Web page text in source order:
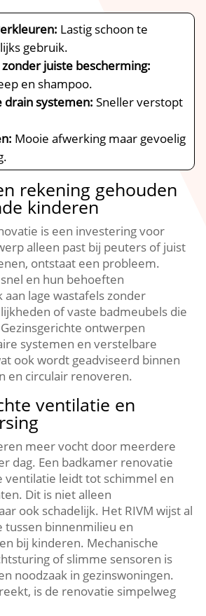
Lastig schoon te
gebruik.​
juiste bescherming:
en shampoo.​
drain systemen: Sneller verstopt
Mooie afwerking maar gevoelig
rekening gehouden
kinderen
is een investering voor
alleen past bij peuters of juist
ontstaat een probleem.​
en hun behoeften
lage wastafels zonder
of vaste badmeubels die
ontwerpen
systemen en verstelbare
ook wordt geadviseerd binnen
en circulair renoveren.​
ventilatie en
meer vocht door meerdere
dag.​ Een badkamer renovatie
ventilatie leidt tot schimmel en
Dit is niet alleen
ook schadelijk.​ Het RIVM wijst al
tussen binnenmilieu en
bij kinderen.​ Mechanische
of slimme sensoren is
noodzaak in gezinswoningen.​
is de renovatie simpelweg